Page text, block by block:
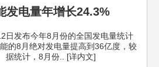
发电量年增长24.3%
日发布今年8月份的全国发电量统计
的8月绝对发电量提高到36亿度，较
据统计，8月份.. [详内文]